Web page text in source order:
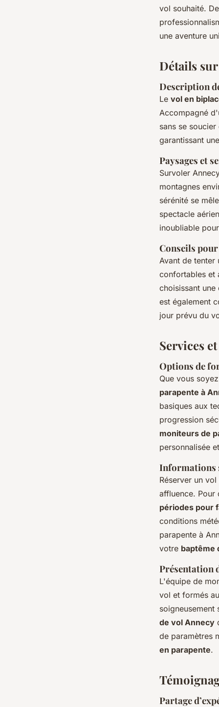
vol souhaité.
une aventure
Détails
Description
Le vol en
Accompagné
sans se
garantissant une
Paysages et
Survoler
montagnes
sérénité se
spectacle
inoubliable
Conseils
Avant de tenter
confortables et
choisissant
est également
jour prévu du
Services
Options de
Que vous soyez
parapente à
basiques aux
progression
moniteurs de
personnalisée
Informations
Réserver un
affluence. Pour
périodes pour
conditions
parapente à
votre baptême
Présentation
L'équipe de
vol et formés
soigneusement
de vol Annecy
de paramètres
en parapente.
Partage